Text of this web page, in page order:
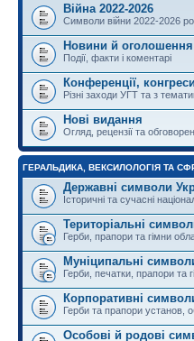
Війна 2022-2026
Символи війни 2022-2026
Новини й оголошення
Події, факти і коментарі
Конференції,
Різні заходи УГТ та з
Нові видання
Огляд, рецензії та
ГЕРАЛЬДИКА, ВЕКСИЛОЛОГІЯ ТА
Державні символи
Історичні та сучасні
Територіальні
Герби, прапори та гімни
Муніципальні
Герби, печатки, прапори та
Корпоративні
Герби та прапори установ,
Особові й родові